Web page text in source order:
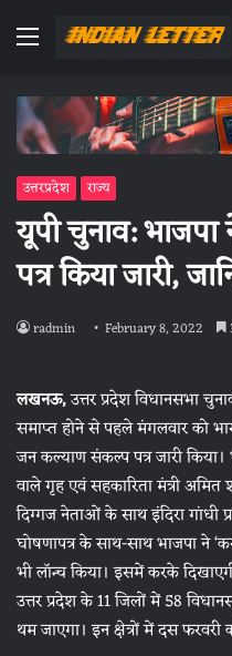
Menu
उत्तरप्रदेश राज्य
यूपी चुनाव:
पत्र किया जारी,
radmin February 8, 2022
लखनऊ,उत्तर प्रदेश विधानसभा
समाप्त होने से पहले मंगलवार को
जन कल्याण संकल्प पत्र जारी
वाले गृह एवं सहकारिता मंत्री
दिग्गज नेताओं के साथ इंदिरा गांधी
घोषणापत्र के साथ-साथ भाजपा ने
भी लॉन्च किया। इसमें करके
उत्तर प्रदेश के 11 जिलों में 58
थम जाएगा। इन क्षेत्रों में दस फरवरी